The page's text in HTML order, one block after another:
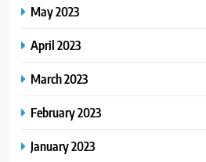
May 2023
April 2023
March 2023
February 2023
January 2023